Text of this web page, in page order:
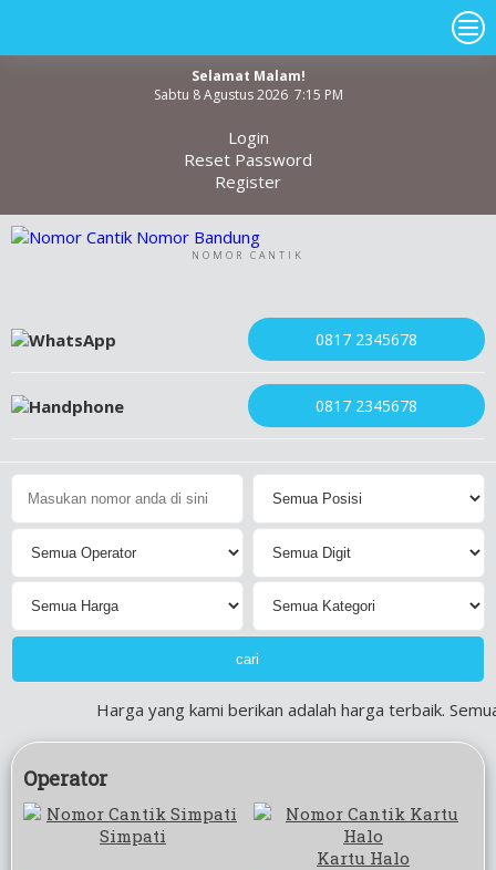
Selamat Malam!
Sabtu 8 Agustus 2026 7:15 PM
Login
Reset Password
Register
NOMOR CANTIK
0817 2345678
0817 2345678
Harga yang kami berikan adalah harga terbaik.
Operator
Simpati
Kartu Halo